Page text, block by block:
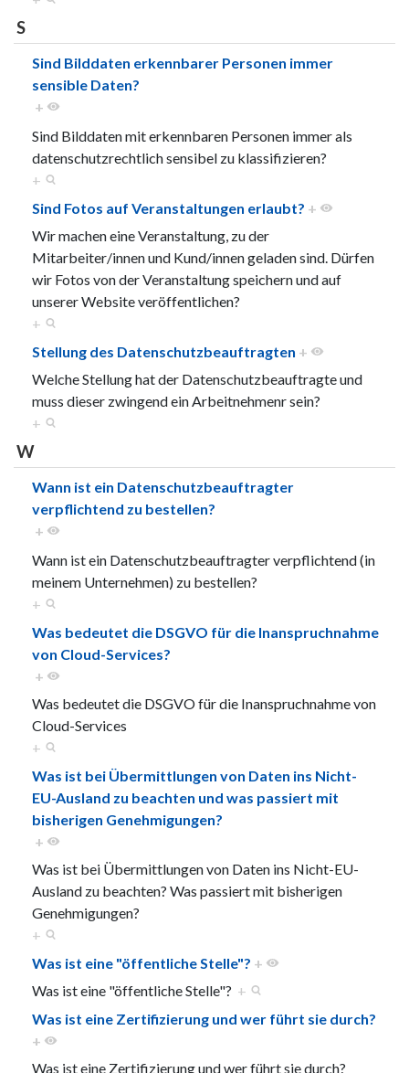
S
Sind Bilddaten erkennbarer Personen immer
sensible Daten?
+
Sind Bilddaten mit erkennbaren Personen immer als
datenschutzrechtlich sensibel zu klassifizieren?
+
Sind Fotos auf Veranstaltungen erlaubt? +
Wir machen eine Veranstaltung, zu der
Mitarbeiter/innen und Kund/innen geladen sind. Dürfen
wir Fotos von der Veranstaltung speichern und auf
unserer Website veröffentlichen?
+
Stellung des Datenschutzbeauftragten +
Welche Stellung hat der Datenschutzbeauftragte und
muss dieser zwingend ein Arbeitnehmenr sein?
+
W
Wann ist ein Datenschutzbeauftragter
verpflichtend zu bestellen?
+
Wann ist ein Datenschutzbeauftragter verpflichtend (in
meinem Unternehmen) zu bestellen?
+
Was bedeutet die DSGVO für die Inanspruchnahme
von Cloud-Services?
+
Was bedeutet die DSGVO für die Inanspruchnahme von
Cloud-Services
+
Was ist bei Übermittlungen von Daten ins Nicht-
EU-Ausland zu beachten und was passiert mit
bisherigen Genehmigungen?
+
Was ist bei Übermittlungen von Daten ins Nicht-EU-
Ausland zu beachten? Was passiert mit bisherigen
Genehmigungen?
+
Was ist eine "öffentliche Stelle"? +
Was ist eine "öffentliche Stelle"? +
Was ist eine Zertifizierung und wer führt sie durch?
+
Was ist eine Zertifizierung und wer führt sie durch?